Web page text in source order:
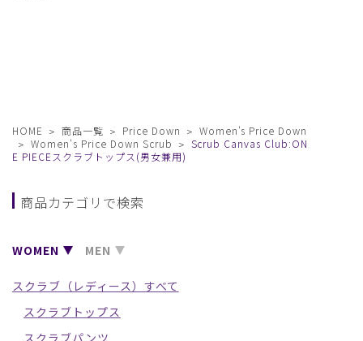
HOME 商品一覧 Price Down
Women's Price Down
Women's Price Down Scrub
Scrub Canvas Club:ON
E PIECEスクラブトップス(男女兼用)
商品カテゴリで検索
WOMEN MEN
スクラブ（レディース）すべて
スクラブトップス